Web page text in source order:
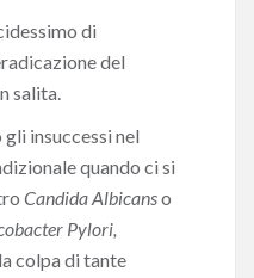
di
del
salita.
gli insuccessi nel
quando ci si
Candida Albicanso
Pylori,
colpa di tante